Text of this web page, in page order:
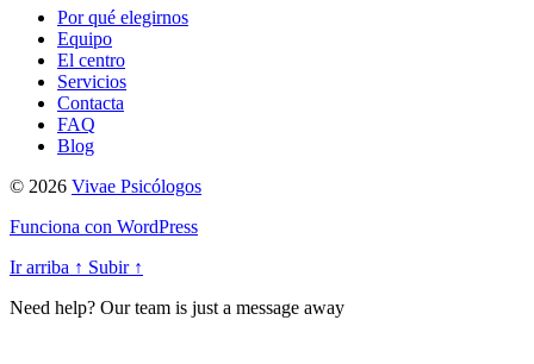
Por qué elegirnos
Equipo
El centro
Servicios
Contacta
FAQ
Blog
© 2026 Vivae Psicólogos
Funciona con WordPress
Ir arriba ↑ Subir ↑
Need help? Our team is just a message away